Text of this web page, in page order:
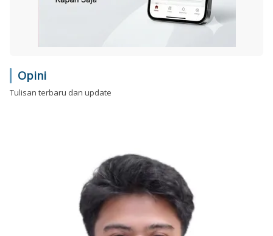
Opini
Tulisan terbaru dan update